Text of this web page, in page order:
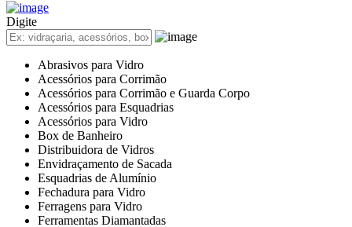
Digite
Abrasivos para Vidro
Acessórios para Corrimão
Acessórios para Corrimão e Guarda Corpo
Acessórios para Esquadrias
Acessórios para Vidro
Box de Banheiro
Distribuidora de Vidros
Envidraçamento de Sacada
Esquadrias de Alumínio
Fechadura para Vidro
Ferragens para Vidro
Ferramentas Diamantadas